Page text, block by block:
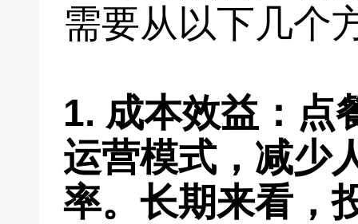
需要从以下几个
1. 成本效益：点
运营模式，减少
率。长期来看，